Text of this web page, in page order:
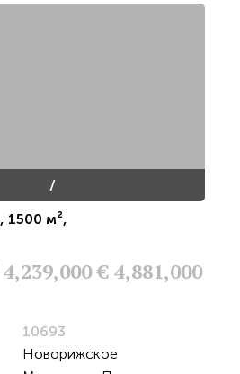
/
, 1500 м²,
4,239,000 € 4,881,000
10693
Новорижское